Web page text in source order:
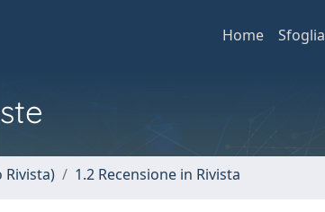
Home Sfoglia
1.2 Recensione in Rivista